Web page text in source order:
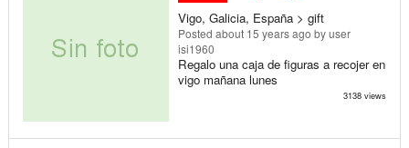
Vigo, Galicia, España > gift
Posted about 15 years ago by user
isi1960
Regalo una caja de figuras a recojer en
vigo mañana lunes
3138 views